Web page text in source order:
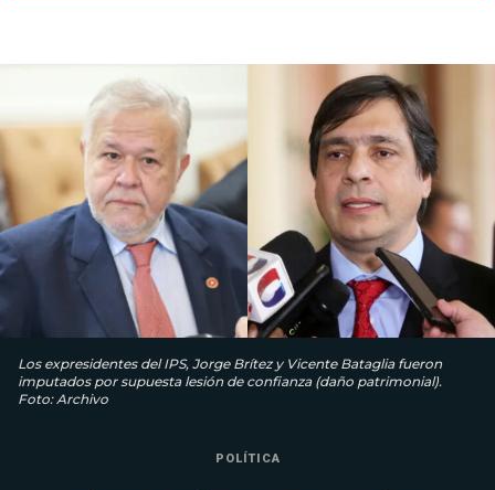
Los expresidentes del IPS, Jorge Brítez y Vicente Bataglia fueron
imputados por supuesta lesión de confianza (daño patrimonial).
Foto: Archivo
POLÍTICA